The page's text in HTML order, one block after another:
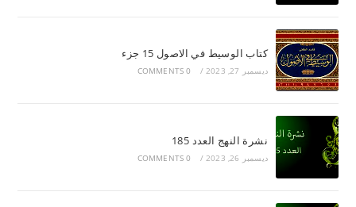
كتاب الوسيط في الاصول 15 جزء
ديسمبر 27, 2023 /
0 COMMENTS
نشرة النهج العدد 185
ديسمبر 26, 2023 /
0 COMMENTS